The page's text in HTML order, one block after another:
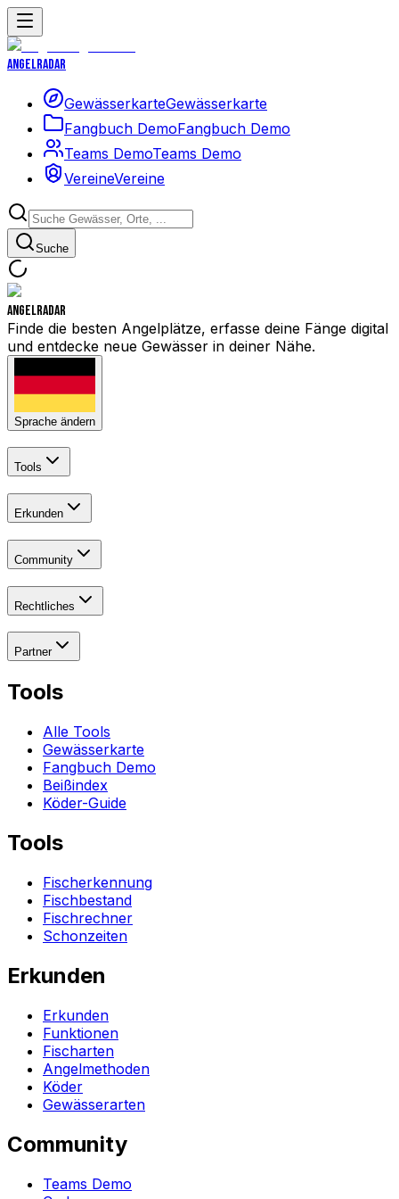
Angelradar
GewässerkarteGewässerkarte
Fangbuch DemoFangbuch Demo
Teams DemoTeams Demo
VereineVereine
Suche
Angelradar
Finde die besten Angelplätze, erfasse deine Fänge digital
und entdecke neue Gewässer in deiner Nähe.
Sprache ändern
Tools
Erkunden
Community
Rechtliches
Partner
Tools
Alle Tools
Gewässerkarte
Fangbuch Demo
Beißindex
Köder-Guide
Tools
Fischerkennung
Fischbestand
Fischrechner
Schonzeiten
Erkunden
Erkunden
Funktionen
Fischarten
Angelmethoden
Köder
Gewässerarten
Community
Teams Demo